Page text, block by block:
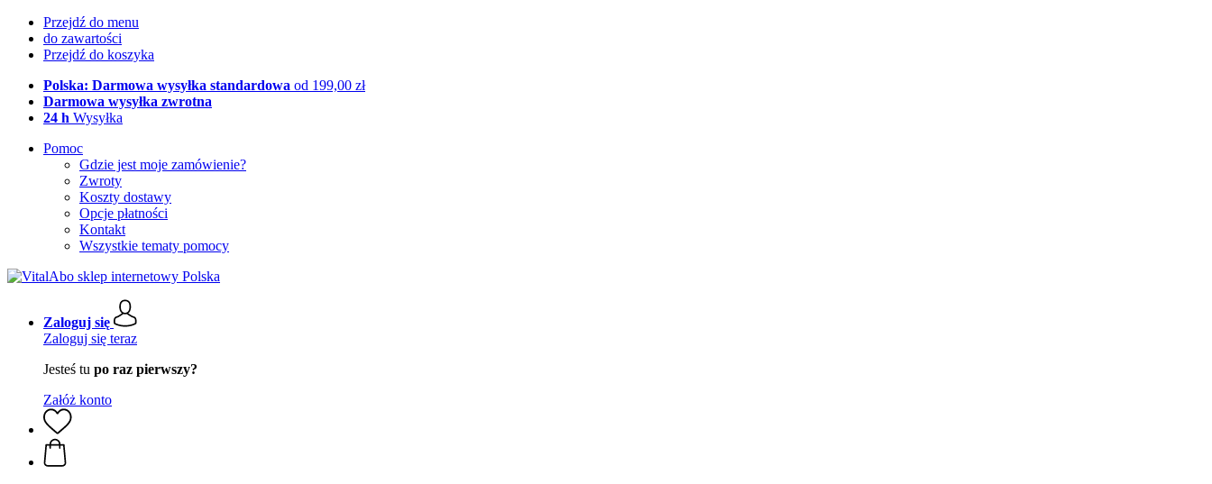
Przejdź do menu
do zawartości
Przejdź do koszyka
Polska: Darmowa wysyłka standardowa od 199,00 zł
Darmowa wysyłka zwrotna
24 h Wysyłka
Pomoc
Gdzie jest moje zamówienie?
Zwroty
Koszty dostawy
Opcje płatności
Kontakt
Wszystkie tematy pomocy
Zaloguj się
Zaloguj się teraz
Jesteś tu po raz pierwszy?
Załóż konto